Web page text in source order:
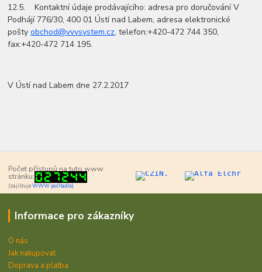
12.5. Kontaktní údaje prodávajícího: adresa pro doručování V
Podhájí 776/30, 400 01 Ústí nad Labem, adresa elektronické
poštyobchod@vvvsystem.cz, telefon:+420-472 744 350,
fax:+420-472 714 195.
V Ústí nad Labem dne 27.2.2017
Počet přístupů na tuto www
stránku:
(zajišťujeWWW počítadlo)
Informace pro zákazníky
O nás
Jak nakupovat
Doprava a platba